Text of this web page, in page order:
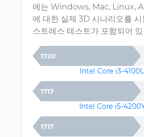
에는 Windows, Mac, Linux,
에 대한 실제 3D 시나리오를
스트레스 테스트가 포함되어
1720
Intel Core i3-
1717
Intel Core i5-
1717